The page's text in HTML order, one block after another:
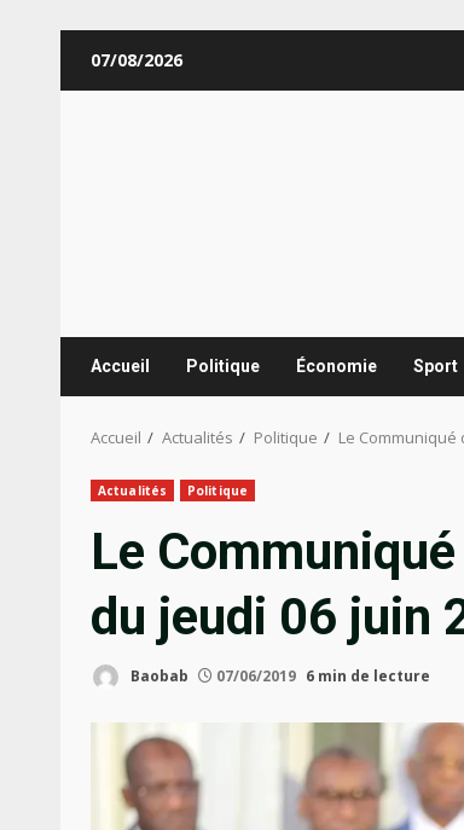
07/08/2026
Accueil Politique Économie Sport
Accueil Actualités Politique Le Communiqué
Actualités Politique
Le
du jeudi 06 juin
Baobab 07/06/2019 6 min de lecture